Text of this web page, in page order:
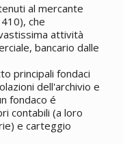
al mercante
che
attività
bancario dalle
principali fondaci
dell'archivio e
fondaco é
contabili (a loro
e carteggio